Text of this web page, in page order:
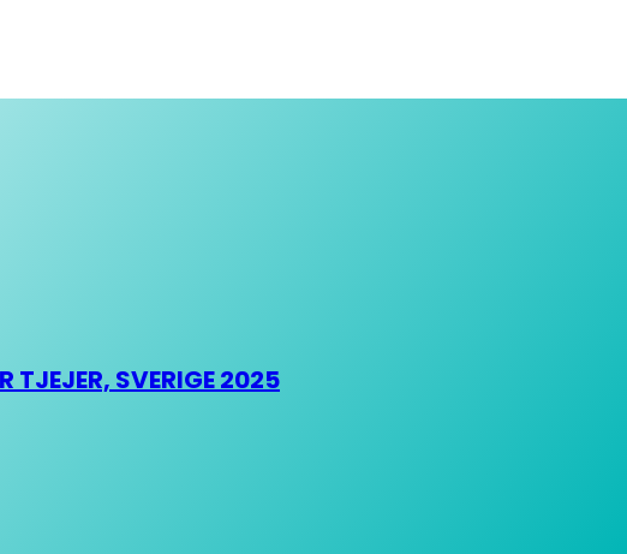
TJEJER, SVERIGE 2025